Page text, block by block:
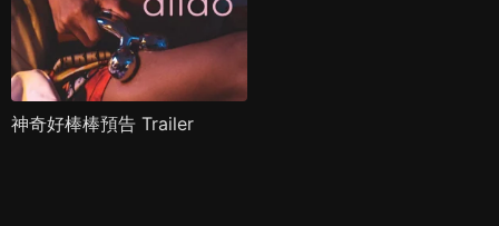
神奇好棒棒預告 Trailer